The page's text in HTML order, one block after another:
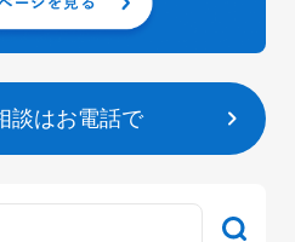
談はお電話で